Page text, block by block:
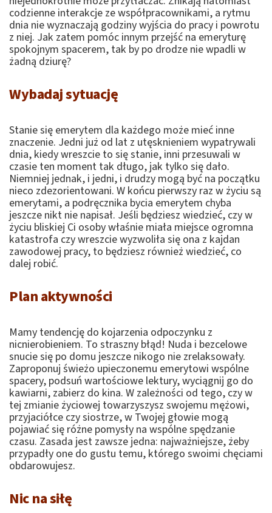
codzienne interakcje ze współpracownikami, a rytmu
dnia nie wyznaczają godziny wyjścia do pracy i powrotu
z niej. Jak zatem pomóc innym przejść na emeryturę
spokojnym spacerem, tak by po drodze nie wpadli w
żadną dziurę?
Wybadaj sytuację
Stanie się emerytem dla każdego może mieć inne
znaczenie. Jedni już od lat z utęsknieniem wypatrywali
dnia, kiedy wreszcie to się stanie, inni przesuwali w
czasie ten moment tak długo, jak tylko się dało.
Niemniej jednak, i jedni, i drudzy mogą być na początku
nieco zdezorientowani. W końcu pierwszy raz w życiu są
emerytami, a podręcznika bycia emerytem chyba
jeszcze nikt nie napisał. Jeśli będziesz wiedzieć, czy w
życiu bliskiej Ci osoby właśnie miała miejsce ogromna
katastrofa czy wreszcie wyzwoliła się ona z kajdan
zawodowej pracy, to będziesz również wiedzieć, co
dalej robić.
Plan aktywności
Mamy tendencję do kojarzenia odpoczynku z
nicnierobieniem. To straszny błąd! Nuda i bezcelowe
snucie się po domu jeszcze nikogo nie zrelaksowały.
Zaproponuj świeżo upieczonemu emerytowi wspólne
spacery, podsuń wartościowe lektury, wyciągnij go do
kawiarni, zabierz do kina. W zależności od tego, czy w
tej zmianie życiowej towarzyszysz swojemu mężowi,
przyjaciółce czy siostrze, w Twojej głowie mogą
pojawiać się różne pomysły na wspólne spędzanie
czasu. Zasada jest zawsze jedna: najważniejsze, żeby
przypadły one do gustu temu, którego swoimi chęciami
obdarowujesz.
Nic na siłę